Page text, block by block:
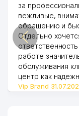
за
вежливые,
обращению и
Отдельно
работе
обслуживания
центр как
Vip Brand